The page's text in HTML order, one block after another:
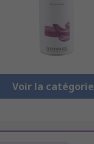
Voir la catégorie